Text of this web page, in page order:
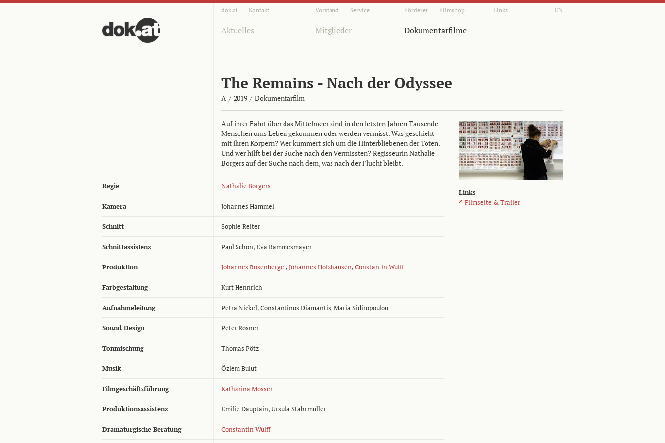
dok.at Kontakt Vorstand Service Förderer Filmshop Links EN
Aktuelles Mitglieder Dokumentarfilme
The Remains - Nach der Odyssee
A / 2019 / Dokumentarfilm
Auf ihrer Fahrt über das Mittelmeer sind in den letzten Jahren Tausende
Menschen ums Leben gekommen oder werden vermisst. Was geschieht
mit ihren Körpern? Wer kümmert sich um die Hinterbliebenen der Toten.
Und wer hilft bei der Suche nach den Vermissten? Regisseurin Nathalie
Borgers auf der Suche nach dem, was nach der Flucht bleibt.
Regie Nathalie Borgers
Kamera Johannes Hammel
Schnitt Sophie Reiter
Schnittassistenz Paul Schön,Eva Rammesmayer
Produktion Johannes Rosenberger,Johannes Holzhausen,Constantin Wulff
Farbgestaltung Kurt Hennrich
Aufnahmeleitung Petra Nickel,Constantinos Diamantis,Maria Sidiropoulou
Sound Design Peter Rösner
Tonmischung Thomas Pötz
Musik Özlem Bulut
Filmgeschäftsführung Katharina Mosser
Produktionsassistenz Emilie Dauptain,Ursula Stahrmüller
Dramaturgische Beratung Constantin Wulff
Links
Filmseite & Trailer